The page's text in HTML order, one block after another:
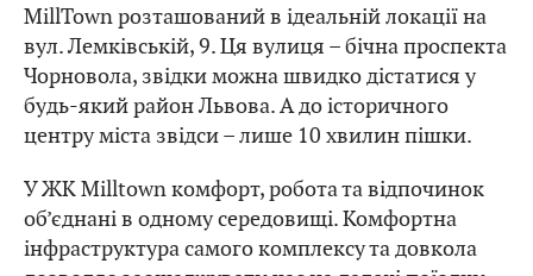
MillTown розташований в ідеальній локації на
вул. Лемківській, 9. Ця вулиця – бічна проспекта
Чорновола, звідки можна швидко дістатися у
будь-який район Львова. А до історичного
центру міста звідси – лише 10 хвилин пішки.
У ЖК Milltown комфорт, робота та відпочинок
об’єднані в одному середовищі. Комфортна
інфраструктура самого комплексу та довкола